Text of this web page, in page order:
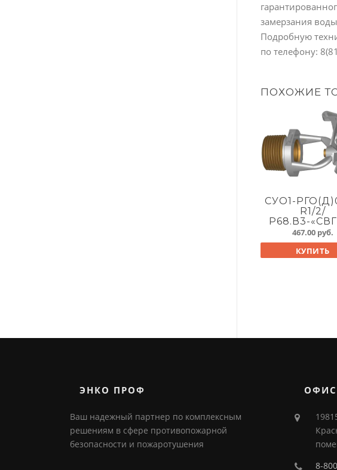
замерзания
Подробную
по телефону:
ПОХОЖИЕ
СУО1-
R1/2/
Р68.В3-
467.00 руб.
КУПИТЬ
ЭНКО ПРОФ
Ваш надежный партнер по комплексным
решениям в сфере противопожарной
безопасности и пожаротушения
8-